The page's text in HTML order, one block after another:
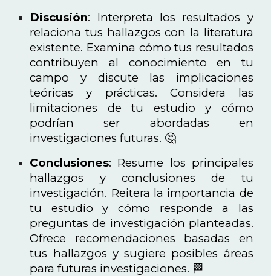
Discusión: Interpreta los resultados y
relaciona tus hallazgos con la literatura
existente. Examina cómo tus resultados
contribuyen al conocimiento en tu
campo y discute las implicaciones
teóricas y prácticas. Considera las
limitaciones de tu estudio y cómo
podrían ser abordadas en
investigaciones futuras. 🤔
Conclusiones: Resume los principales
hallazgos y conclusiones de tu
investigación. Reitera la importancia de
tu estudio y cómo responde a las
preguntas de investigación planteadas.
Ofrece recomendaciones basadas en
tus hallazgos y sugiere posibles áreas
para futuras investigaciones. 🏁